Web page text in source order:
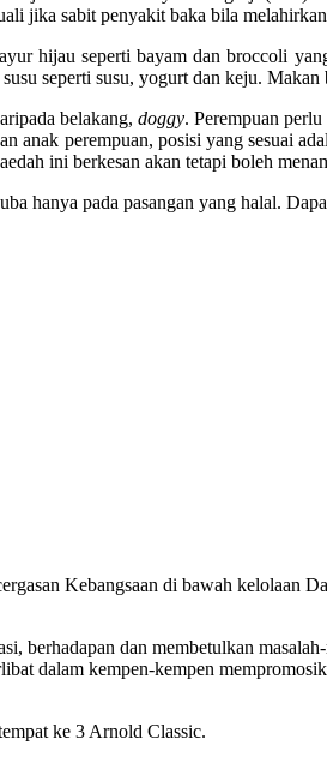
jika sabit penyakit baka bila
hijau seperti bayam dan broccoli
seperti susu, yogurt dan keju. Makan
belakang, doggy. Perempuan
anak perempuan, posisi yang sesuai
ini berkesan akan tetapi boleh
hanya pada pasangan yang halal.
Kebangsaan di bawah kelolaan
berhadapan dan membetulkan
dalam kempen-kempen
ke 3 Arnold Classic.